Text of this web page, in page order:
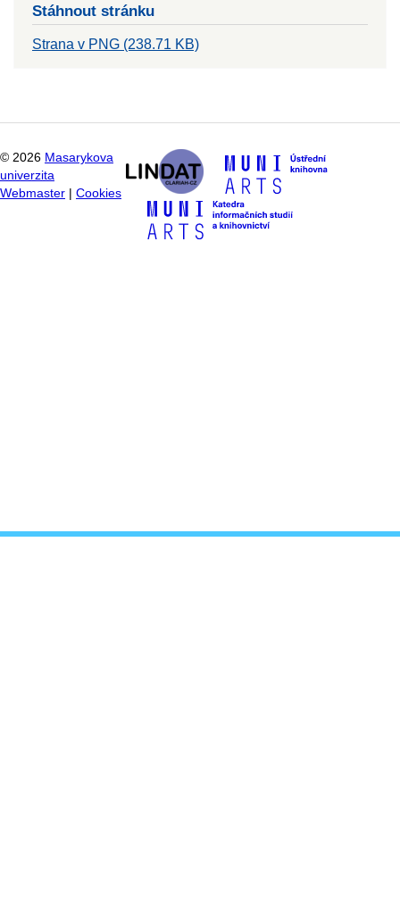
Stáhnout stránku
Strana v PNG (238.71 KB)
© 2026 Masarykova
univerzita
Webmaster
Cookies